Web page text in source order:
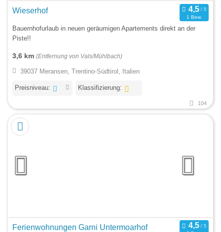
Wieserhof
1 Bew.
Bauernhofurlaub in neuen geräumigen Apartements direkt an der
Piste!!
3,6 km (Entfernung von Vals/Mühlbach)
39037 Meransen, Trentino-Südtirol, Italien
Preisniveau: Klassifizierung:
104
Ferienwohnungen Garni Untermoarhof